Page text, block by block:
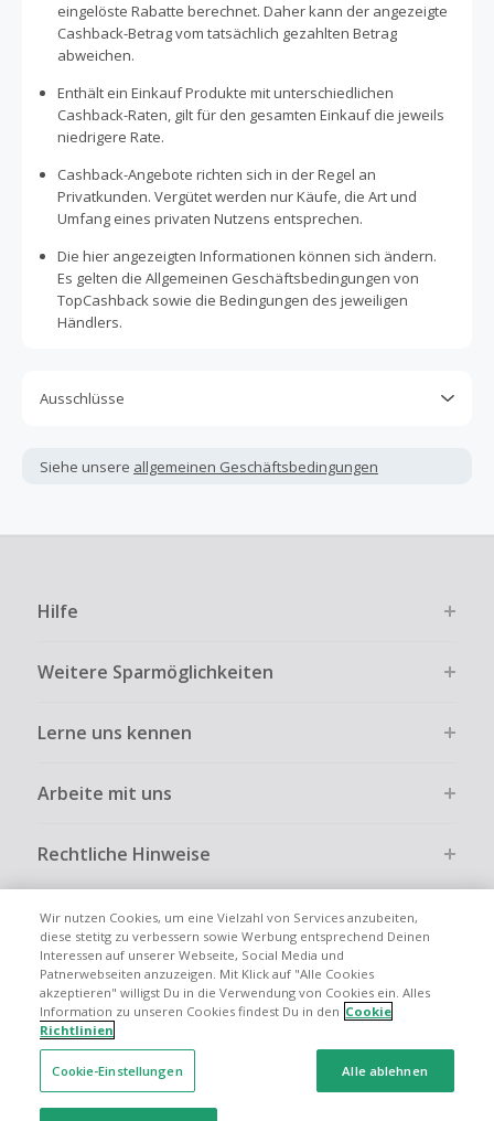
eingelöste Rabatte berechnet. Daher kann der angezeigte
Cashback-Betrag vom tatsächlich gezahlten Betrag
abweichen.
Enthält ein Einkauf Produkte mit unterschiedlichen
Cashback-Raten, gilt für den gesamten Einkauf die jeweils
niedrigere Rate.
Cashback-Angebote richten sich in der Regel an
Privatkunden. Vergütet werden nur Käufe, die Art und
Umfang eines privaten Nutzens entsprechen.
Die hier angezeigten Informationen können sich ändern.
Es gelten die Allgemeinen Geschäftsbedingungen von
TopCashback sowie die Bedingungen des jeweiligen
Händlers.
Ausschlüsse
andere Sparprogramme verwendet werden, die nicht
ausdrücklich auf dieser Händlerseite von TopCashback
Kein Cashback für den Kauf von Geschenkgutscheinen
Bezahlvorgang ist nur dann cashbackfähig, wenn dies
ausdrücklich auf der Händlerseite erlaubt ist.
Stornierung, Kündigung eines Abonnements oder Widerruf
Gewerbliche, Reseller- oder ungewöhnlich große
Cashback ausgeschlossen.
über TopCashback gestartet wurde.
Siehe unsere allgemeinen Geschäftsbedingungen
Hilfe
Weitere Sparmöglichkeiten
Lerne uns kennen
Arbeite mit uns
Rechtliche Hinweise
Globale Websites UK US CN JP FR AU
© 2005 - 2026 TopCashback Group Limited
Wir nutzen Cookies, um eine Vielzahl von Services anzubeiten,
diese stetitg zu verbessern sowie Werbung entsprechend Deinen
Interessen auf unserer Webseite, Social Media und
Patnerwebseiten anzuzeigen. Mit Klick auf "Alle Cookies
akzeptieren" willigst Du in die Verwendung von Cookies ein. Alles
Information zu unseren Cookies findest Du in den Cookie
Richtlinien
Cookie-Einstellungen Alle ablehnen